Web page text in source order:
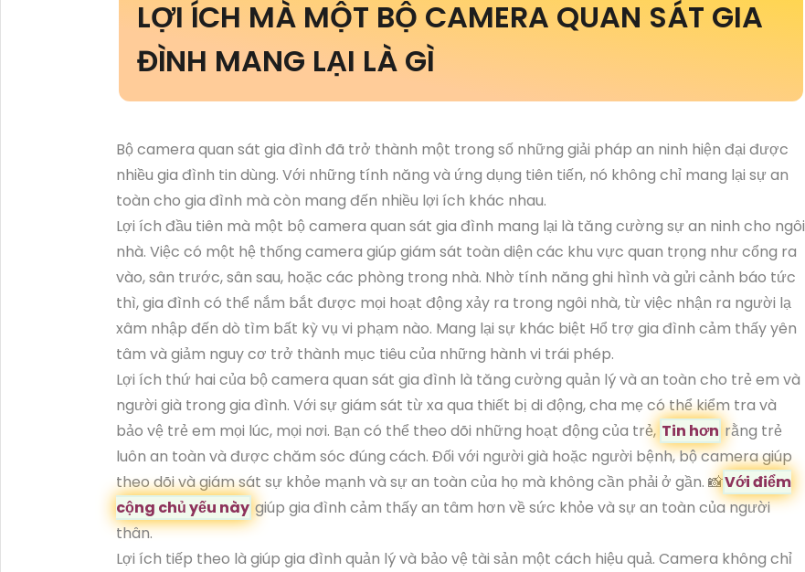
LỢI ÍCH MÀ MỘT BỘ CAMERA QUAN SÁT GIA
ĐÌNH MANG LẠI LÀ GÌ
Bộ camera quan sát gia đình đã trở thành một trong số những giải pháp an ninh hiện đại được
nhiều gia đình tin dùng. Với những tính năng và ứng dụng tiên tiến, nó không chỉ mang lại sự an
toàn cho gia đình mà còn mang đến nhiều lợi ích khác nhau.
Lợi ích đầu tiên mà một bộ camera quan sát gia đình mang lại là tăng cường sự an ninh cho ngôi
nhà. Việc có một hệ thống camera giúp giám sát toàn diện các khu vực quan trọng như cổng ra
vào, sân trước, sân sau, hoặc các phòng trong nhà. Nhờ tính năng ghi hình và gửi cảnh báo tức
thì, gia đình có thể nắm bắt được mọi hoạt động xảy ra trong ngôi nhà, từ việc nhận ra người lạ
xâm nhập đến dò tìm bất kỳ vụ vi phạm nào. Mang lại sự khác biệt Hổ trợ gia đình cảm thấy yên
tâm và giảm nguy cơ trở thành mục tiêu của những hành vi trái phép.
Lợi ích thứ hai của bộ camera quan sát gia đình là tăng cường quản lý và an toàn cho trẻ em và
người già trong gia đình. Với sự giám sát từ xa qua thiết bị di động, cha mẹ có thể kiểm tra và
bảo vệ trẻ em mọi lúc, mọi nơi. Bạn có thể theo dõi những hoạt động của trẻ, Tin hơn rằng trẻ
luôn an toàn và được chăm sóc đúng cách. Đối với người già hoặc người bệnh, bộ camera giúp
theo dõi và giám sát sự khỏe mạnh và sự an toàn của họ mà không cần phải ở gần. 📸Với điểm
cộng chủ yếu này giúp gia đình cảm thấy an tâm hơn về sức khỏe và sự an toàn của người
thân.
Lợi ích tiếp theo là giúp gia đình quản lý và bảo vệ tài sản một cách hiệu quả. Camera không chỉ